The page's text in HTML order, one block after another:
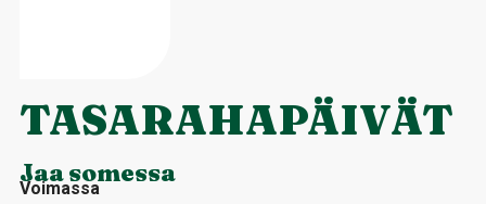
TASARAHAPÄIVÄT
Voimassa
Jaa somessa